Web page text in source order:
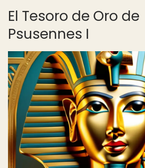
El Tesoro de Oro de
Psusennes I